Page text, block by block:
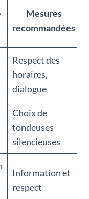
Mesures
recommandées
Respect des
horaires,
dialogue
Choix de
tondeuses
silencieuses
Information et
respect